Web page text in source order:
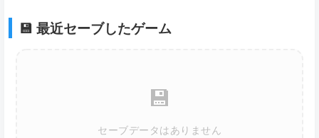
💾 最近セーブしたゲーム
💾
セーブデータはありません